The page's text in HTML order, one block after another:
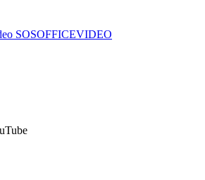
SOSOFFICEVIDEO